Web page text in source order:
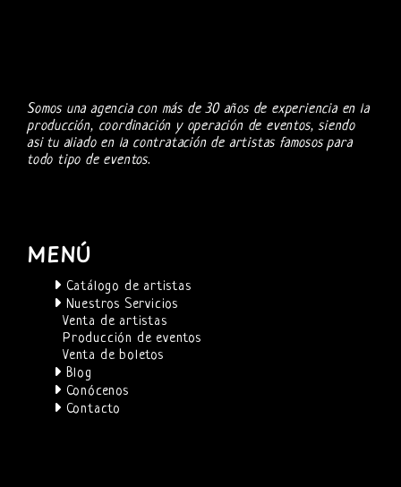
Somos una agencia con más de 30 años de experiencia en la
producción, coordinación y operación de eventos, siendo
asi tu aliado en la contratación de artistas famosos para
todo tipo de eventos.
MENÚ
Catálogo de artistas
Nuestros Servicios
Venta de artistas
Producción de eventos
Venta de boletos
Blog
Conócenos
Contacto